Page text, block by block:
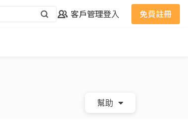
客戶管理登入 免費註冊
幫助